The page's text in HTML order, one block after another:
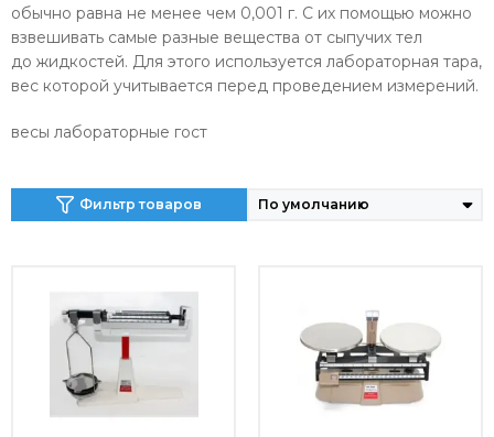
обычно равна не менее чем 0,001 г. С их помощью можно
взвешивать самые разные вещества от сыпучих тел
до жидкостей. Для этого используется лабораторная тара,
вес которой учитывается перед проведением измерений.
весы лабораторные гост
Фильтр товаров